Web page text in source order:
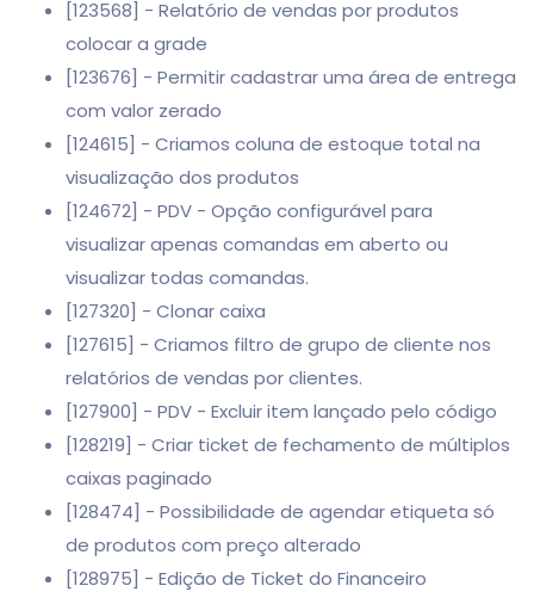
[123568] - Relatório de vendas por produtos
colocar a grade
[123676] - Permitir cadastrar uma área de entrega
com valor zerado
[124615] - Criamos coluna de estoque total na
visualização dos produtos
[124672] - PDV - Opção configurável para
visualizar apenas comandas em aberto ou
visualizar todas comandas.
[127320] - Clonar caixa
[127615] - Criamos filtro de grupo de cliente nos
relatórios de vendas por clientes.
[127900] - PDV - Excluir item lançado pelo código
[128219] - Criar ticket de fechamento de múltiplos
caixas paginado
[128474] - Possibilidade de agendar etiqueta só
de produtos com preço alterado
[128975] - Edição de Ticket do Financeiro